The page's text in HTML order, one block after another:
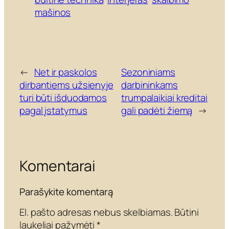
mašinos
← Net ir paskolos
dirbantiems užsienyje
turi būti išduodamos
pagal įstatymus
Sezoniniams
darbininkams
trumpalaikiai kreditai
gali padėti žiemą →
Komentarai
Parašykite komentarą
El. pašto adresas nebus skelbiamas.Būtini
laukeliai pažymėti*